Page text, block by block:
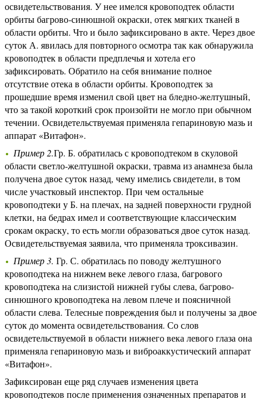
освидетельствования. У нее имелся кровоподтек области
орбиты багрово-синюшной окраски, отек мягких тканей в
области орбиты. Что и было зафиксировано в акте. Через двое
суток А. явилась для повторного осмотра так как обнаружила
кровоподтек в области предплечья и хотела его
зафиксировать. Обратило на себя внимание полное
отсутствие отека в области орбиты. Кровоподтек за
прошедшие время изменил свой цвет на бледно-желтушный,
что за такой короткий срок произойти не могло при обычном
течении. Освидетельствуемая применяла гепариновую мазь и
аппарат «Витафон».
Пример 2.Гр. Б. обратилась с кровоподтеком в скуловой
области светло-желтушной окраски, травма из анамнеза была
получена двое суток назад, чему имелись свидетели, в том
числе участковый инспектор. При чем остальные
кровоподтеки у Б. на плечах, на задней поверхности грудной
клетки, на бедрах имел и соответствующие классическим
срокам окраску, то есть могли образоваться двое суток назад.
Освидетельствуемая заявила, что применяла троксивазин.
Пример 3. Гр. С. обратилась по поводу желтушного
кровоподтека на нижнем веке левого глаза, багрового
кровоподтека на слизистой нижней губы слева, багрово-
синюшного кровоподтека на левом плече и поясничной
области слева. Телесные повреждения был и получены за двое
суток до момента освидетельствования. Со слов
освидетельствуемой в области нижнего века левого глаза она
применяла гепариновую мазь и виброаккустический аппарат
«Витафон».
Зафиксирован еще ряд случаев изменения цвета
кровоподтеков после применения означенных препаратов и